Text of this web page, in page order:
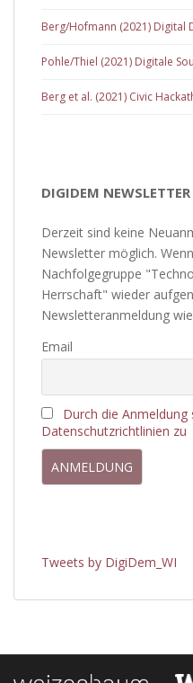
Berg/Hofmann (2021) Digital
Pohle/Thiel (2021) Digitale
Berg et al. (2021) Civic
DIGIDEM NEWSLETTER
Derzeit sind keine
Newsletter möglich.
Nachfolgegruppe
Herrschaft" wieder
Newsletteranmeldung
Email
Durch die
Datenschutzrichtlinien zu
Tweets by DigiDem_WI